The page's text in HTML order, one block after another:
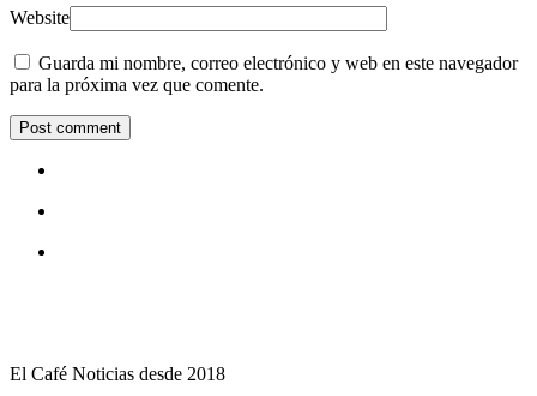
Website
Guarda mi nombre, correo electrónico y web en este navegador
para la próxima vez que comente.
El Café Noticias desde 2018